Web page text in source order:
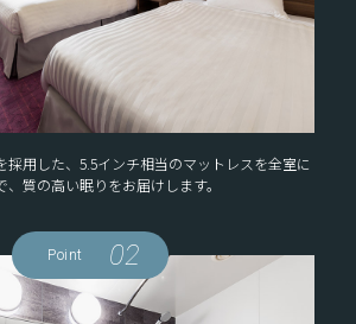
採用した、5.5インチ相当のマットレスを全室に
質の高い眠りをお届けします。
Point 02